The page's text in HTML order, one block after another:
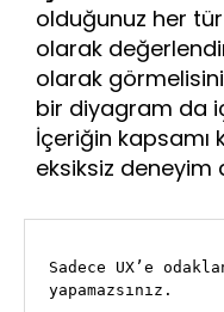
olduğunuz her
olarak
olarak
bir diyagram da
İçeriğin kapsamı
eksiksiz deneyim
Sadece UX’e
yapamazsınız.